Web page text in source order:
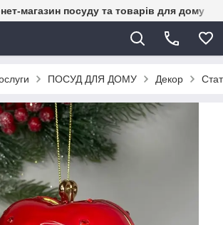
магазин посуду та товарів для дому
ПОСУД ДЛЯ ДОМУ Декор